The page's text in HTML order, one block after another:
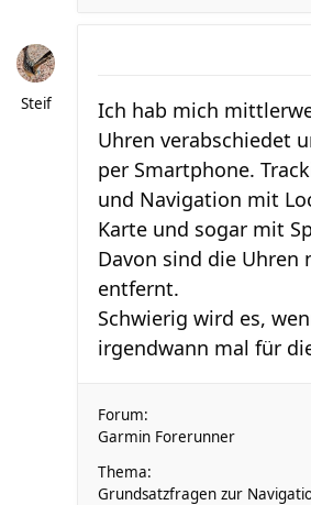
Steif
Ich hab mich
Uhren verabschiedet
per Smartphone.
und Navigation mit
Karte und sogar mit
Davon sind die Uhren
entfernt.
Schwierig wird es,
irgendwann mal für
Forum:
Garmin Forerunner
Thema:
Grundsatzfragen zur